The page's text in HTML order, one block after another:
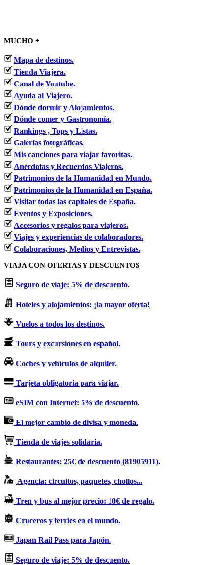
MUCHO +
Mapa de destinos.
Tienda Viajera.
Canal de Youtube.
Ayuda al Viajero.
Dónde dormir y Alojamientos.
Dónde comer y Gastronomía.
Rankings , Tops y Listas.
Galerías fotográficas.
Mis canciones para viajar favoritas.
Anécdotas y Recuerdos Viajeros.
Patrimonios de la Humanidad en Mundo.
Patrimonios de la Humanidad en España.
Visitar todas las capitales de España.
Eventos y Exposiciones.
Accesorios y regalos para viajeros.
Viajes y experiencias de colaboradores.
Colaboraciones, Medios y Entrevistas.
VIAJA CON OFERTAS Y DESCUENTOS
Seguro de viaje: 5% de descuento.
Hoteles y alojamientos: ¡la mayor oferta!
Vuelos a todos los destinos.
Tours y excursiones en español.
Coches y vehículos de alquiler.
Tarjeta obligatoria para viajar.
eSIM con Internet: 5% de descuento.
El mejor cambio de divisa y moneda.
Tienda de viajes solidaria.
Restaurantes: 25€ de descuento (81905911).
Agencia: circuitos, paquetes, chollos...
Tren y bus al mejor precio: 10€ de regalo.
Cruceros y ferries en el mundo.
Japan Rail Pass para Japón.
Seguro de viaje: 5% de descuento.